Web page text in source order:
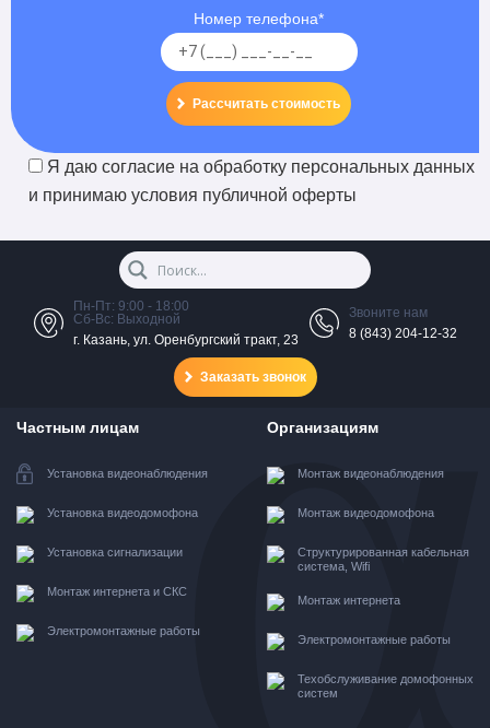
Номер телефона*
Рассчитать стоимость
Я даю согласие на обработку персональных данных
и принимаю условия публичной оферты
Пн-Пт: 9:00 - 18:00
Сб-Вс: Выходной
г. Казань, ул. Оренбургский тракт, 23
Звоните нам
8 (843) 204-12-32
Заказать звонок
Частным лицам
Установка видеонаблюдения
Установка видеодомофона
Установка сигнализации
Монтаж интернета и СКС
Электромонтажные работы
Организациям
Монтаж видеонаблюдения
Монтаж видеодомофона
Структурированная кабельная
система, Wifi
Монтаж интернета
Электромонтажные работы
Техобслуживание домофонных
систем